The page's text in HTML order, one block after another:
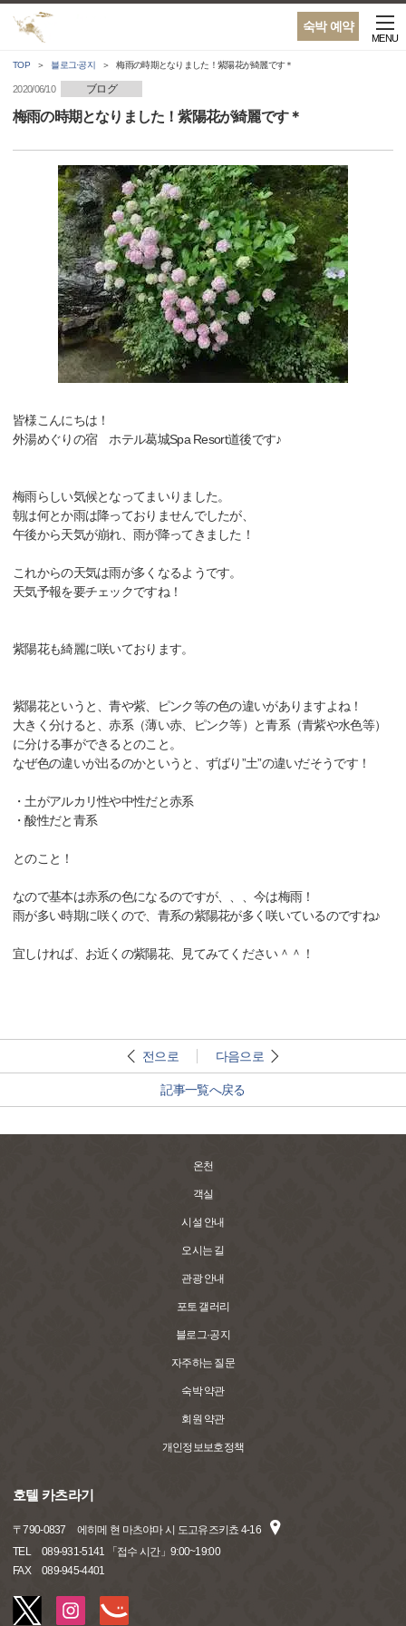
숙박 예약
MENU
TOP 블로그·공지 梅雨の時期となりました！紫陽花が綺麗です＊
2020/06/10 ブログ
梅雨の時期となりました！紫陽花が綺麗です＊
皆様こんにちは！
外湯めぐりの宿 ホテル葛城Spa Resort道後です♪
梅雨らしい気候となってまいりました。
朝は何とか雨は降っておりませんでしたが、
午後から天気が崩れ、雨が降ってきました！
これからの天気は雨が多くなるようです。
天気予報を要チェックですね！
紫陽花も綺麗に咲いております。
紫陽花というと、青や紫、ピンク等の色の違いがありますよね！
大きく分けると、赤系（薄い赤、ピンク等）と青系（青紫や水色等）
に分ける事ができるとのこと。
なぜ色の違いが出るのかというと、ずばり”土”の違いだそうです！
・土がアルカリ性や中性だと赤系
・酸性だと青系
とのこと！
なので基本は赤系の色になるのですが、、、今は梅雨！
雨が多い時期に咲くので、青系の紫陽花が多く咲いているのですね♪
宜しければ、お近くの紫陽花、見てみてください＾＾！
전으로 다음으로
記事一覧へ戻る
온천
객실
시설 안내
오시는 길
관광 안내
포토 갤러리
블로그·공지
자주하는 질문
숙박 약관
회원 약관
개인정보보호정책
호텔 카츠라기
〒790-0837
에히메 현 마츠야마 시 도고유즈키쵸 4-16
TEL
089-931-5141 「접수 시간」9:00~19:00
FAX
089-945-4401